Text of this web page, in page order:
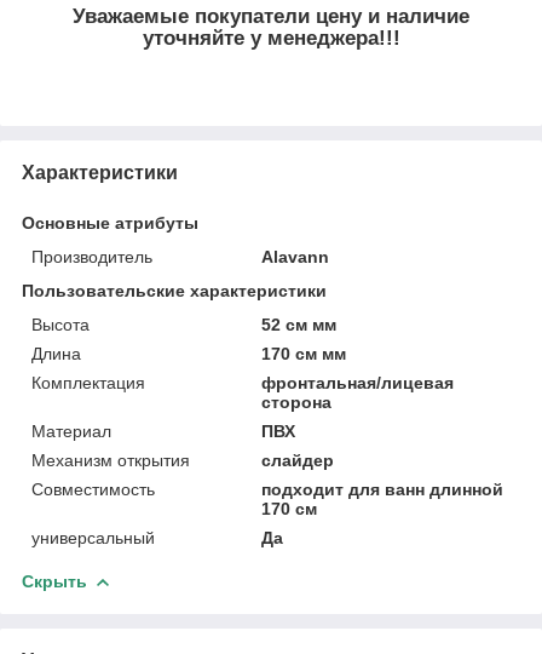
Уважаемые покупатели цену и наличие
уточняйте у менеджера!!!
Характеристики
Основные атрибуты
Производитель
Alavann
Пользовательские характеристики
Высота
52 см мм
Длина
170 см мм
Комплектация
фронтальная/лицевая
сторона
Материал
ПВХ
Механизм открытия
слайдер
Совместимость
подходит для ванн длинной
170 см
универсальный
Да
Скрыть